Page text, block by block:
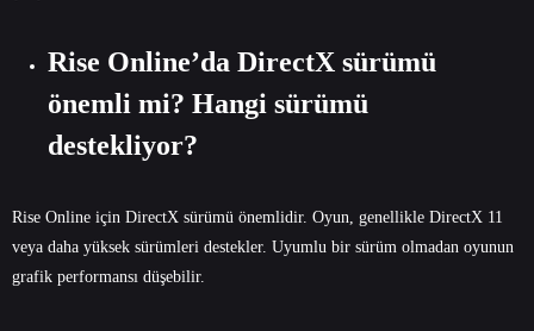
Rise Online’da DirectX sürümü
önemli mi? Hangi sürümü
destekliyor?
Rise Online için DirectX sürümü önemlidir. Oyun, genellikle DirectX 11
veya daha yüksek sürümleri destekler. Uyumlu bir sürüm olmadan oyunun
grafik performansı düşebilir.